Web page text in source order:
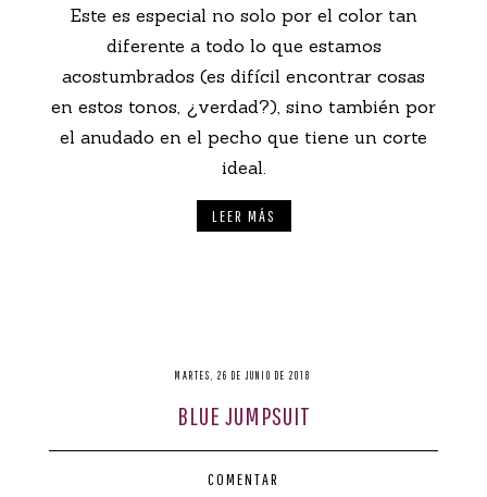
Este es especial no solo por el color tan
diferente a todo lo que estamos
acostumbrados (es difícil encontrar cosas
en estos tonos, ¿verdad?), sino también por
el anudado en el pecho que tiene un corte
ideal.
LEER MÁS
MARTES, 26 DE JUNIO DE 2018
BLUE JUMPSUIT
COMENTAR